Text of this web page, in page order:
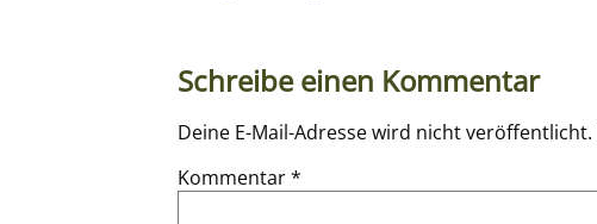
Schreibe einen Kommentar
Deine E-Mail-Adresse wird nicht veröffentlicht.
Kommentar*